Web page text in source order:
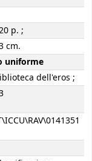
p. ;
cm.
uniforme
dell'eros ;